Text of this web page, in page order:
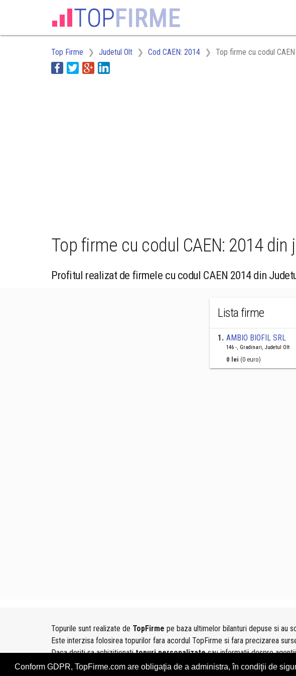
Conform GDPR, TopFirme.com are obligaţia de a administra, în condiţii de
Top Firme Judetul Olt Cod CAEN: 2014 Top firme cu codul
Top firme cu codul CAEN: 2014
Profitul realizat de firmele cu codul CAEN 2014 din
Lista firme
1. AMBIO BIOFIL SRL
146 -, Gradinari, Judetul Olt
0 lei (0 euro)
Topurile sunt realizate de TopFirme pe baza ultimelor bilanturi depuse si au
Este interzisa folosirea topurilor fara acordul TopFirme si fara precizarea
Daca doriti sa achizitionatitopuri personalizatesau informatii despre
folosind sectiunea Contact